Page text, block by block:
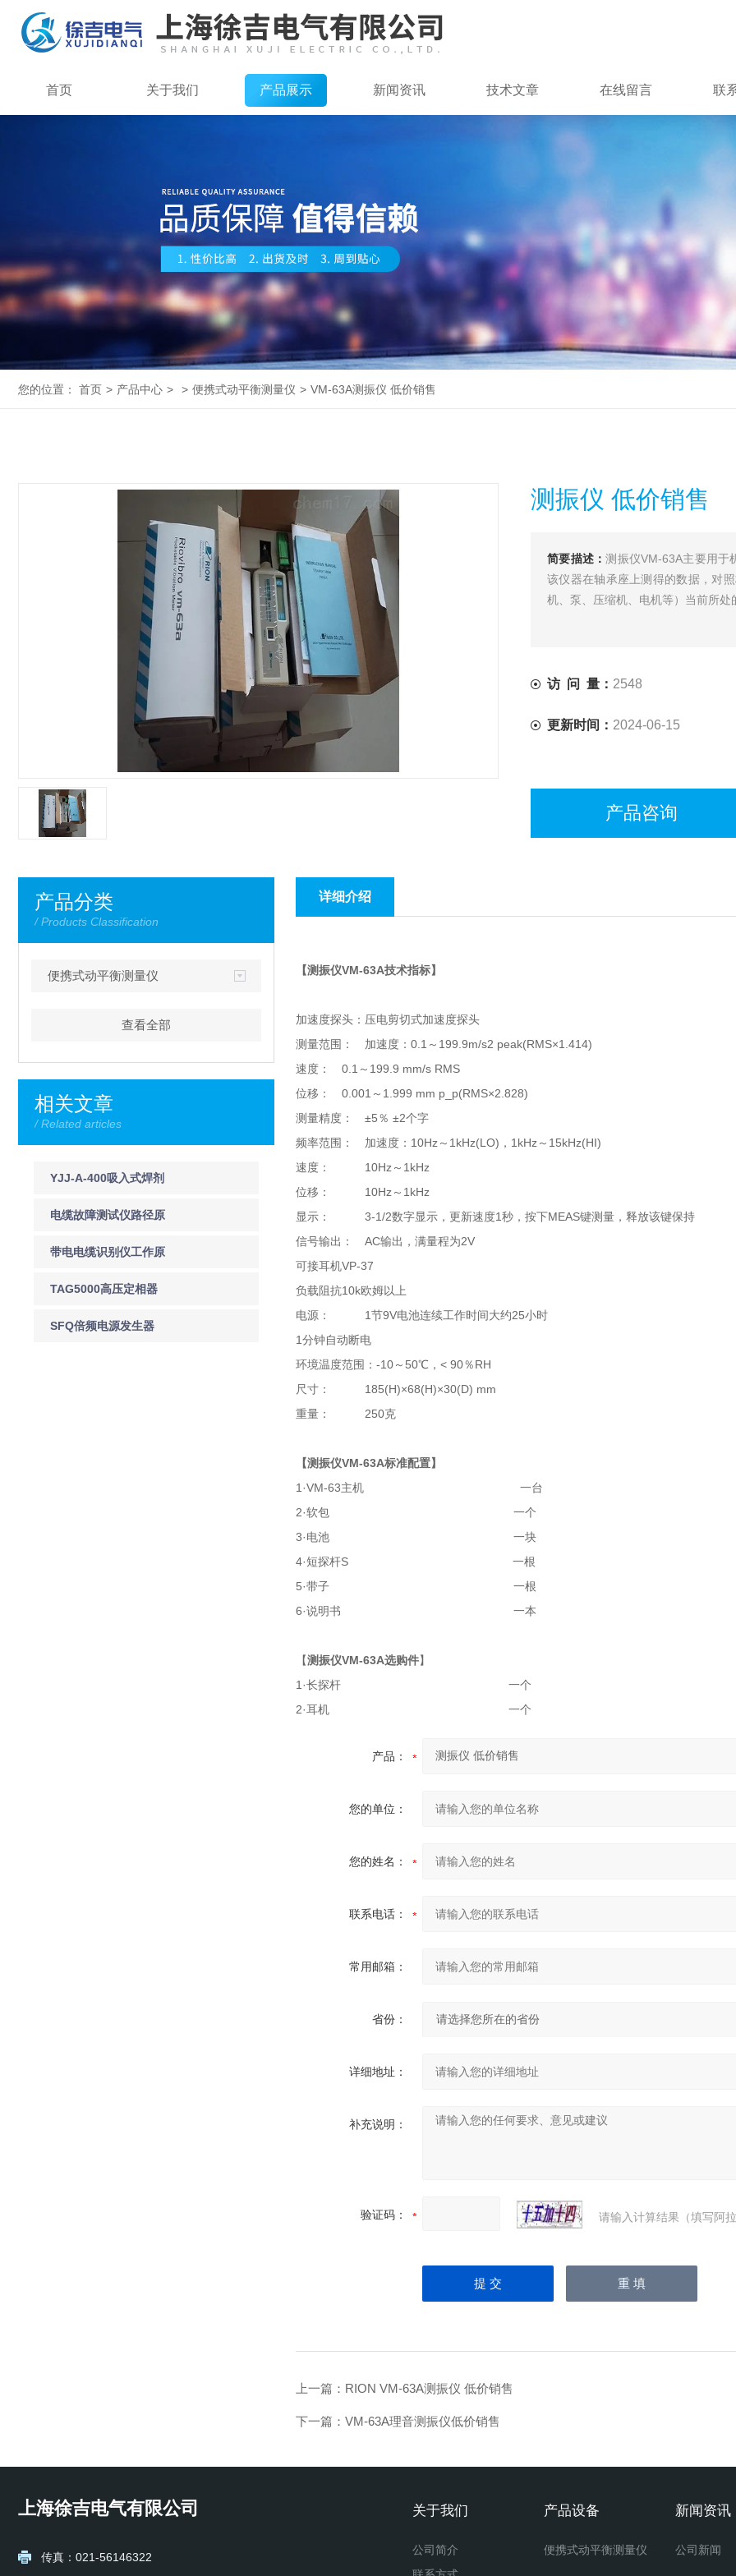
首页 关于我们 产品展示 新闻资讯 技术文章 在线留言 联
您的位置： 首页 > 产品中心 > > 便携式动平衡测量仪 > VM-63A测振仪 低价销售
测振仪 低价销售
简要描述：测振仪VM-63A主要用于
该仪器在轴承座上测得的数据，对
机、泵、压缩机、电机等）当前所
访 问 量： 2548
更新时间： 2024-06-15
产品咨询
产品分类
/ Products Classification
便携式动平衡测量仪
查看全部
相关文章
/ Related articles
YJJ-A-400吸入式焊剂
干燥机
电缆故障测试仪路径原
理是什么
带电电缆识别仪工作原
理简介
TAG5000高压定相器
SFQ倍频电源发生器
详细介绍
【测振仪VM-63A技术指标】
加速度探头：压电剪切式加速度探头
测量范围： 加速度：0.1～199.9m/s2 peak(RMS×1.414)
速度： 0.1～199.9 mm/s RMS
位移： 0.001～1.999 mm p_p(RMS×2.828)
测量精度： ±5％ ±2个字
频率范围： 加速度：10Hz～1kHz(LO)，1kHz～15kHz(HI)
速度： 10Hz～1kHz
位移： 10Hz～1kHz
显示： 3-1/2数字显示，更新速度1秒，按下MEAS键测量，释放该键保持
信号输出： AC输出，满量程为2V
可接耳机VP-37
负载阻抗10k欧姆以上
电源： 1节9V电池连续工作时间大约25小时
1分钟自动断电
环境温度范围：-10～50℃，< 90％RH
尺寸： 185(H)×68(H)×30(D) mm
重量： 250克
【测振仪VM-63A标准配置】
1·VM-63主机 一台
2·软包 一个
3·电池 一块
4·短探杆S 一根
5·带子 一根
6·说明书 一本
【测振仪VM-63A选购件】
1·长探杆 一个
2·耳机 一个
产品：
您的单位：
您的姓名：
联系电话：
常用邮箱：
省份：
详细地址：
补充说明：
验证码： 请输入计算结果（填写阿
上一篇： RION VM-63A测振仪 低价销售
下一篇： VM-63A理音测振仪低价销售
上海徐吉电气有限公司
传真：021-56146322
关于我们
公司简介
产品设备
便携式动平衡测量仪
新闻资讯
公司新闻